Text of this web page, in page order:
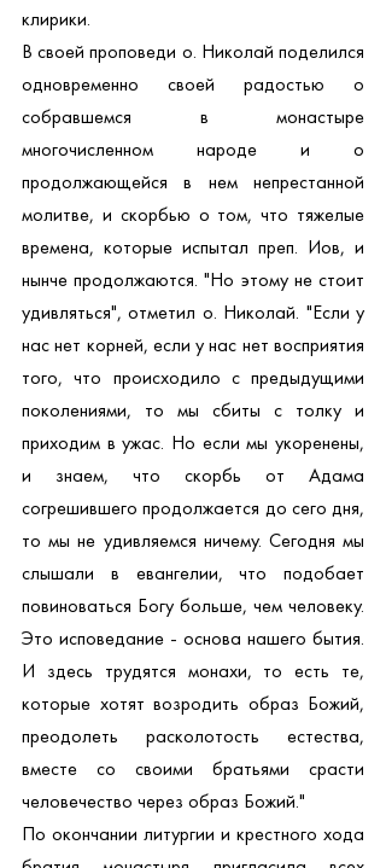
клирики.
В своей проповеди о. Николай поделился
одновременно своей радостью о
собравшемся в монастыре
многочисленном народе и о
продолжающейся в нем непрестанной
молитве, и скорбью о том, что тяжелые
времена, которые испытал преп. Иов, и
нынче продолжаются. "Но этому не стоит
удивляться", отметил о. Николай. "Если у
нас нет корней, если у нас нет восприятия
того, что происходило с предыдущими
поколениями, то мы сбиты с толку и
приходим в ужас. Но если мы укоренены,
и знаем, что скорбь от Адама
согрешившего продолжается до сего дня,
то мы не удивляемся ничему. Сегодня мы
слышали в евангелии, что подобает
повиноваться Богу больше, чем человеку.
Это исповедание - основа нашего бытия.
И здесь трудятся монахи, то есть те,
которые хотят возродить образ Божий,
преодолеть расколотость естества,
вместе со своими братьями срасти
человечество через образ Божий."
По окончании литургии и крестного хода